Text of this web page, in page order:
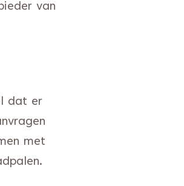
van
dat er
met